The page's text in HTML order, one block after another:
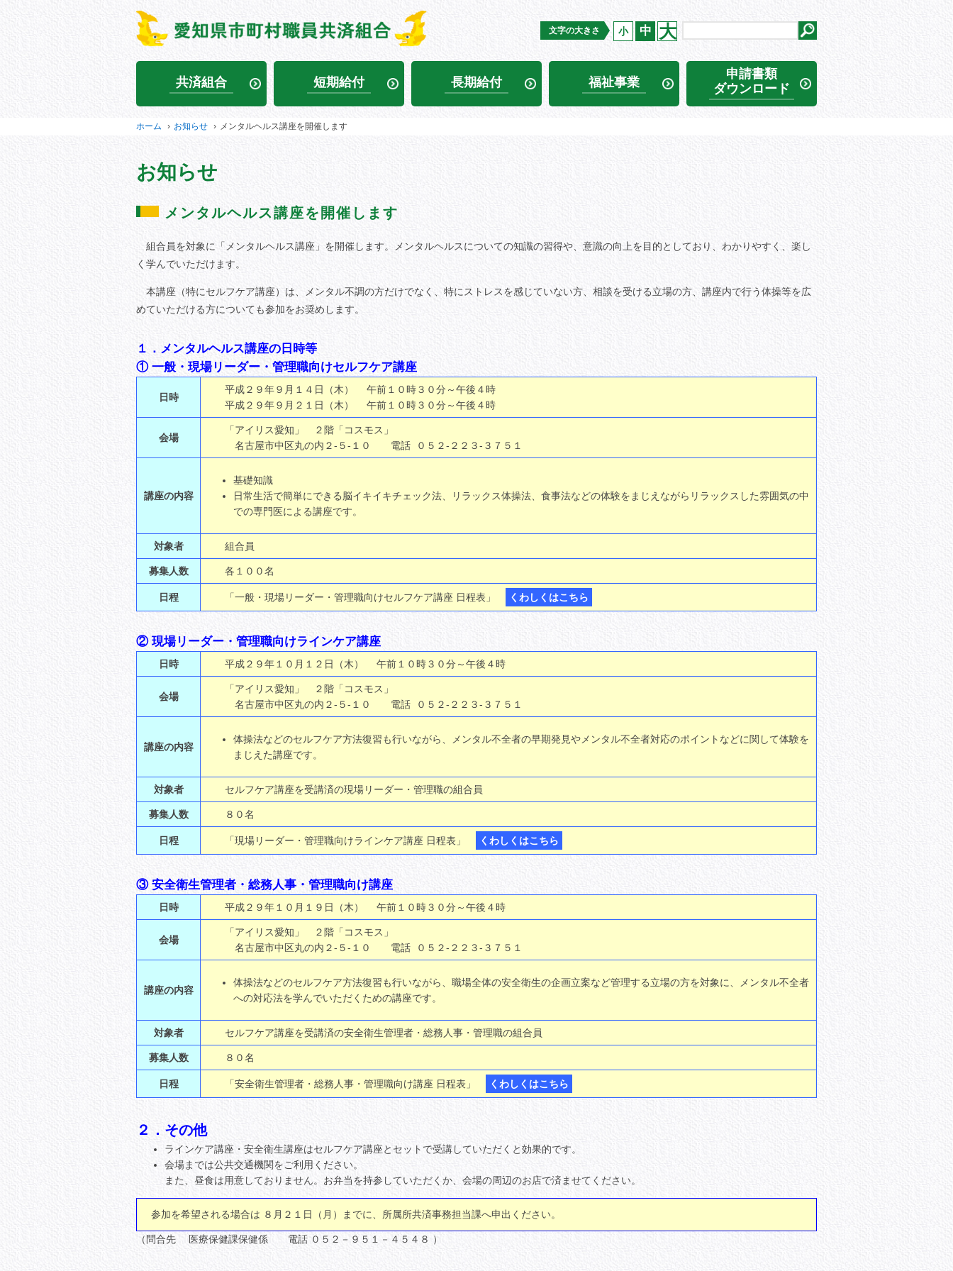
文字の大きさ 小 中 大
共済組合 短期給付 長期給付 福祉事業
申請書類
ダウンロード
ホーム › お知らせ › メンタルヘルス講座を開催します
お知らせ
メンタルヘルス講座を開催します
組合員を対象に「メンタルヘルス講座」を開催します。メンタルヘルスについての知識の習得や、意識の向上を目的としており、わかりやすく、楽し
く学んでいただけます。
本講座（特にセルフケア講座）は、メンタル不調の方だけでなく、特にストレスを感じていない方、相談を受ける立場の方、講座内で行う体操等を広
めていただける方についても参加をお奨めします。
１．メンタルヘルス講座の日時等
① 一般・現場リーダー・管理職向けセルフケア講座
日時
平成２９年９月１４日（木） 午前１０時３０分～午後４時
平成２９年９月２１日（木） 午前１０時３０分～午後４時
会場
「アイリス愛知」 ２階「コスモス」
名古屋市中区丸の内２-５-１０ 電話 ０５２-２２３-３７５１
講座の内容
基礎知識
日常生活で簡単にできる脳イキイキチェック法、リラックス体操法、食事法などの体験をまじえながらリラックスした雰囲気の中
での専門医による講座です。
対象者 組合員
募集人数 各１００名
日程 「一般・現場リーダー・管理職向けセルフケア講座 日程表」 くわしくはこちら
② 現場リーダー・管理職向けラインケア講座
日時 平成２９年１０月１２日（木） 午前１０時３０分～午後４時
会場
「アイリス愛知」 ２階「コスモス」
名古屋市中区丸の内２-５-１０ 電話 ０５２-２２３-３７５１
講座の内容
体操法などのセルフケア方法復習も行いながら、メンタル不全者の早期発見やメンタル不全者対応のポイントなどに関して体験を
まじえた講座です。
対象者 セルフケア講座を受講済の現場リーダー・管理職の組合員
募集人数 ８０名
日程 「現場リーダー・管理職向けラインケア講座 日程表」 くわしくはこちら
③ 安全衛生管理者・総務人事・管理職向け講座
日時 平成２９年１０月１９日（木） 午前１０時３０分～午後４時
会場
「アイリス愛知」 ２階「コスモス」
名古屋市中区丸の内２-５-１０ 電話 ０５２-２２３-３７５１
講座の内容
体操法などのセルフケア方法復習も行いながら、職場全体の安全衛生の企画立案など管理する立場の方を対象に、メンタル不全者
への対応法を学んでいただくための講座です。
対象者 セルフケア講座を受講済の安全衛生管理者・総務人事・管理職の組合員
募集人数 ８０名
日程 「安全衛生管理者・総務人事・管理職向け講座 日程表」 くわしくはこちら
２．その他
ラインケア講座・安全衛生講座はセルフケア講座とセットで受講していただくと効果的です。
会場までは公共交通機関をご利用ください。
また、昼食は用意しておりません。お弁当を持参していただくか、会場の周辺のお店で済ませてください。
参加を希望される場合は ８月２１日（月）までに、所属所共済事務担当課へ申出ください。
（問合先 医療保健課保健係 電話 ０５２－９５１－４５４８ ）